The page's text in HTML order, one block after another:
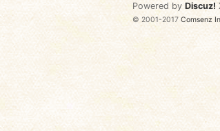
Powered by Discuz!
© 2001-2017Comsenz